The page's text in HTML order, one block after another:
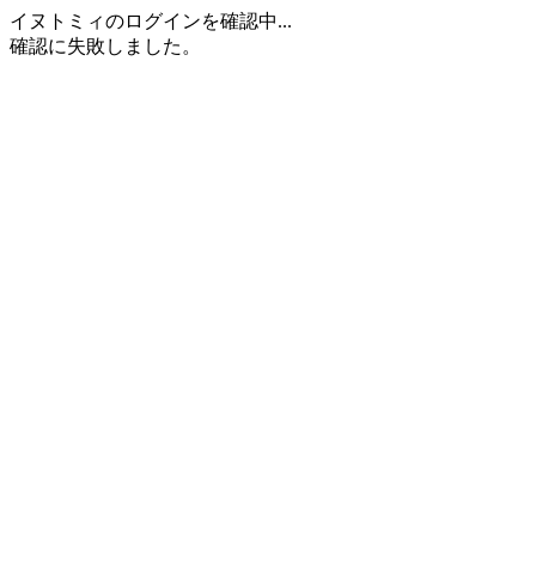
イヌトミィのログインを確認中...
確認に失敗しました。